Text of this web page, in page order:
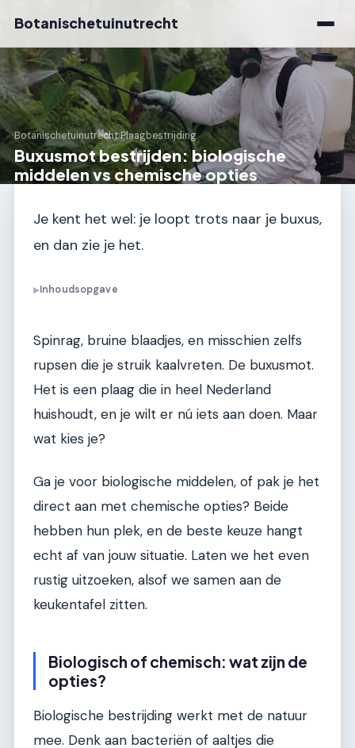
Botanischetuinutrecht
Botanischetuinutrecht›Plaagbestrijding
Buxusmot bestrijden: biologische
middelen vs chemische opties
Je kent het wel: je loopt trots naar je buxus,
en dan zie je het.
▶Inhoudsopgave
Spinrag, bruine blaadjes, en misschien zelfs
rupsen die je struik kaalvreten. De buxusmot.
Het is een plaag die in heel Nederland
huishoudt, en je wilt er nú iets aan doen. Maar
wat kies je?
Ga je voor biologische middelen, of pak je het
direct aan met chemische opties? Beide
hebben hun plek, en de beste keuze hangt
echt af van jouw situatie. Laten we het even
rustig uitzoeken, alsof we samen aan de
keukentafel zitten.
Biologisch of chemisch: wat zijn de
opties?
Biologische bestrijding werkt met de natuur
mee. Denk aan bacteriën of aaltjes die